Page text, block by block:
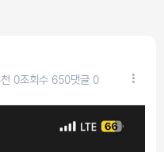
0조회수 650댓글 0